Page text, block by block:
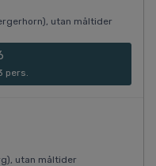
utan måltider
pers.
utan måltider